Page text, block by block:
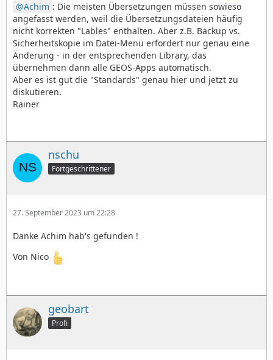
Achim : Die meisten Übersetzungen müssen sowieso
angefasst werden, weil die Übersetzungsdateien häufig
nicht korrekten "Lables" enthalten. Aber z.B. Backup vs.
Sicherheitskopie im Datei-Menü erfordert nur genau eine
Änderung - in der entsprechenden Library, das
übernehmen dann alle GEOS-Apps automatisch.
Aber es ist gut die "Standards" genau hier und jetzt zu
diskutieren.
Rainer
nschu
Fortgeschrittener
27. September 2023 um 22:28
Danke Achim hab's gefunden !
Von Nico
geobart
Profi